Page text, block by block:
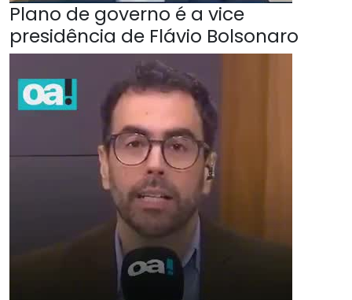
Plano de governo é a vice
presidência de Flávio Bolsonaro